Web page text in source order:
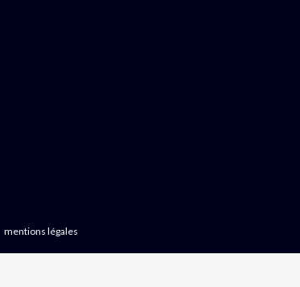
mentions légales